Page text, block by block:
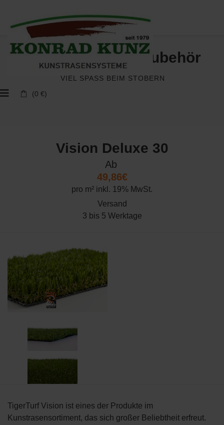
(0 €)
Kunstrasen und Zubehör
VIEL SPASS BEIM STÖBERN
Vision Deluxe 30
Ab
49,86€
pro m² inkl. 19% MwSt.
Versand
3 bis 5 Werktage
TigerTurf Vision ist eines der Produkte im
Kunstrasensortiment, das sich großer Beliebtheit erfreut.